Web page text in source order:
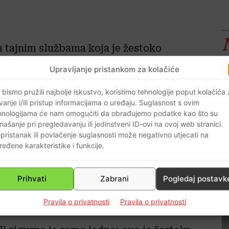
Upravljanje pristankom za kolačiće
bismo pružili najbolje iskustvo, koristimo tehnologije poput kolačića
i/ili pristup informacijama o uređaju. Suglasnost s ovim
će nam omogućiti da obrađujemo podatke kao što su
pri pregledavanju ili jedinstveni ID-ovi na ovoj web stranici.
ili povlačenje suglasnosti može negativno utjecati na
karakteristike i funkcije.
Prihvati Zabrani Pogledaj
Pravila o privatnosti Pravila o privatnosti
službama koja je žestoko
hrvatskim narodom. Sinoćna izjava
Kitarović da u sigurnosne službe
sve relevante političke strukture…
očita…
svog predsjedničkog mandata još
priču i samim tim pokazala da
sigurnost je ovakvom izjavom
oni koji imaju ikakav utjecaj na
hitno sastati i razriješiti ovu , za